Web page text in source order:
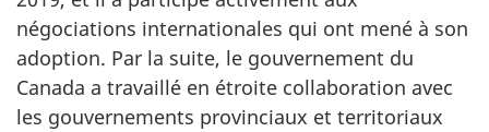
négociations internationales qui ont mené à son
adoption. Par la suite, le gouvernement du
Canada a travaillé en étroite collaboration avec
les gouvernements provinciaux et territoriaux